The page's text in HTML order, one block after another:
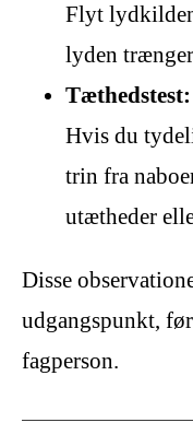
Flyt
lyden
Tæthedstest:
Hvis du
trin fra
utætheder
Disse
udgangspunkt,
fagperson.